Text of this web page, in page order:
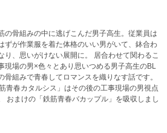
の骨組みの中に逃げこんだ男子高生。従業員は
ずが作業服を着た体格のいい男がいて、鉢合わ
いがけない展開に。 居合わせて関わるこ
現場の男×色々とあり思いつめる男子高生のBL
骨組みで青春してロマンスを織りなす話です。
おまけの「鉄筋青春バカップル」を吸収しまし